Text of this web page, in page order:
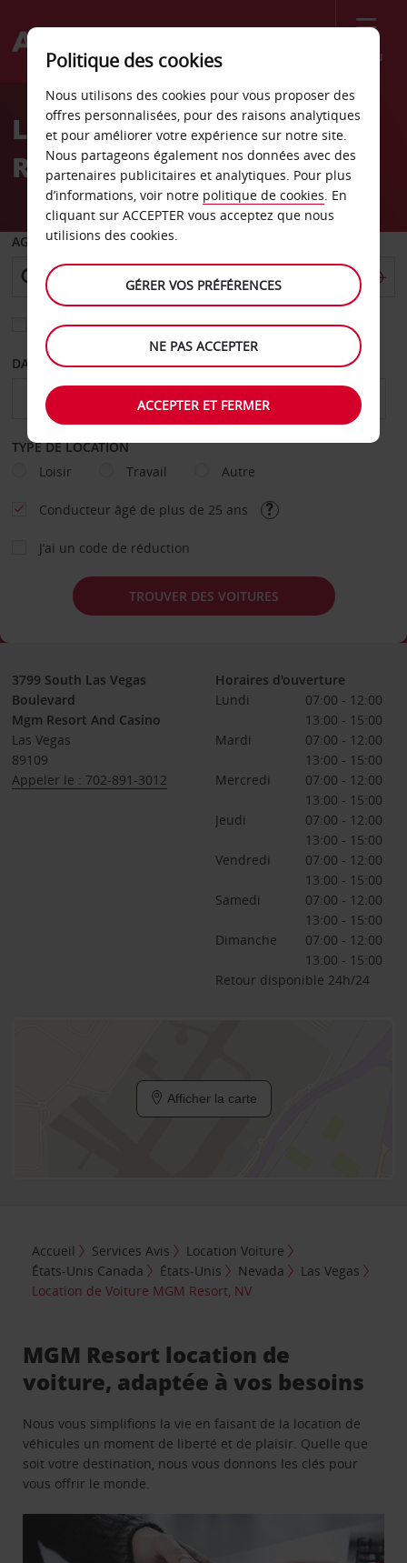
Menu
Welcome
AvisLocation de voiture MGM
Resort
AGENCE DE DÉPART
Sélectionnez une autre agence de retour
DATE DE DÉPART DATE DE RETOUR
TYPE DE LOCATION
Loisir
Travail Autre
Conducteur âgé de plus de 25 ans
J’ai un code de réduction
TROUVER DES VOITURES
3799 South Las Vegas
Boulevard
Mgm Resort And Casino
Las Vegas
89109
Appeler le : 702-891-3012
Horaires d'ouverture
Lundi
07:00 - 12:00
13:00 - 15:00
Mardi
07:00 - 12:00
13:00 - 15:00
Mercredi
07:00 - 12:00
13:00 - 15:00
Jeudi
07:00 - 12:00
13:00 - 15:00
Vendredi
07:00 - 12:00
13:00 - 15:00
Samedi
07:00 - 12:00
13:00 - 15:00
Dimanche
07:00 - 12:00
13:00 - 15:00
Retour disponible 24h/24
Afficher la carte
Accueil Services Avis
Location Voiture
États-Unis Canada
États-Unis Nevada
Las Vegas
Location de Voiture MGM Resort, NV
MGM Resort location de
voiture, adaptée à vos besoins
Nous vous simplifions la vie en faisant de la location de
véhicules un moment de liberté et de plaisir. Quelle que
soit votre destination, nous vous donnons les clés pour
vous offrir le monde.
Politique des cookies
Nous utilisons des cookies pour vous proposer des
offres personnalisées, pour des raisons analytiques
et pour améliorer votre expérience sur notre site.
Nous partageons également nos données avec des
partenaires publicitaires et analytiques. Pour plus
d’informations, voir notre politique de cookies. En
cliquant sur ACCEPTER vous acceptez que nous
utilisions des cookies.
GÉRER VOS PRÉFÉRENCES
NE PAS ACCEPTER
ACCEPTER ET FERMER